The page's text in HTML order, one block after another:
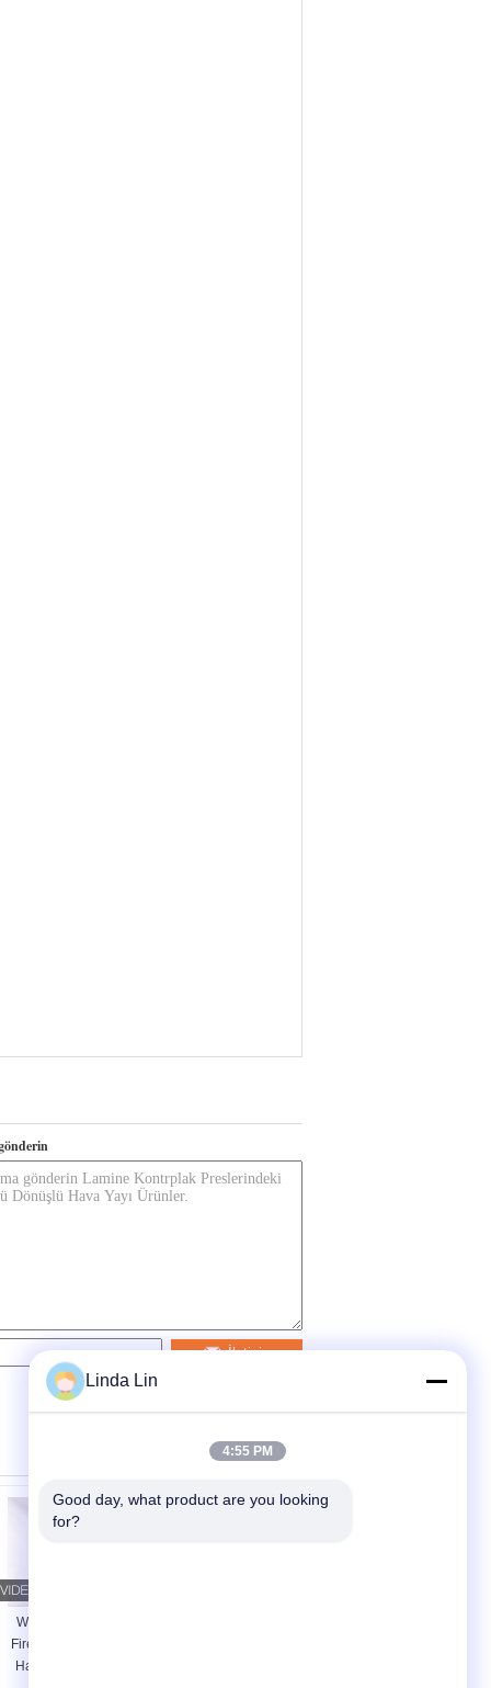
İletişim
W01-R58-4044
Firestone Kauçuk
Hava Yayı 12X2
Linda Lin
4:55 PM
Good day, what product are you looking
for?